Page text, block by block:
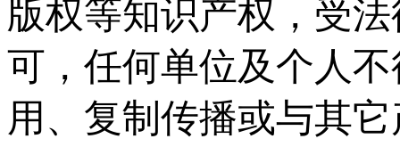
版权等知识产权，受
可，任何单位及个人
用、复制传播或与其